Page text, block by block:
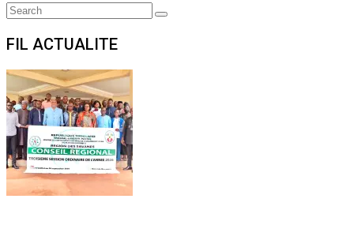
Search
Search
FIL ACTUALITE